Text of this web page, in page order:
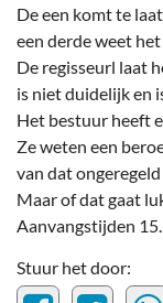
De een komt te
een derde weet
De regisseurl laat
is niet duidelijk en
Het bestuur heeft
Ze weten een
van dat
Maar of dat gaat
Aanvangstijden
Stuur het door: